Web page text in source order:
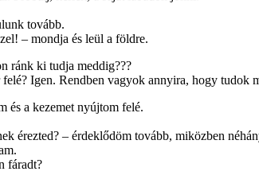
tovább.
– mondja és leül a földre.
ránk ki tudja meddig???
Igen. Rendben vagyok annyira, hogy tudok
és a kezemet nyújtom felé.
érezted? – érdeklődöm tovább, miközben
fáradt?